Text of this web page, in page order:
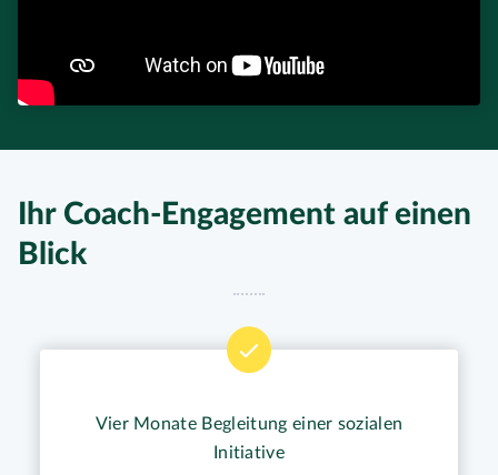
Ihr Coach-Engagement auf einen
Blick
Vier Monate Begleitung einer sozialen
Initiative